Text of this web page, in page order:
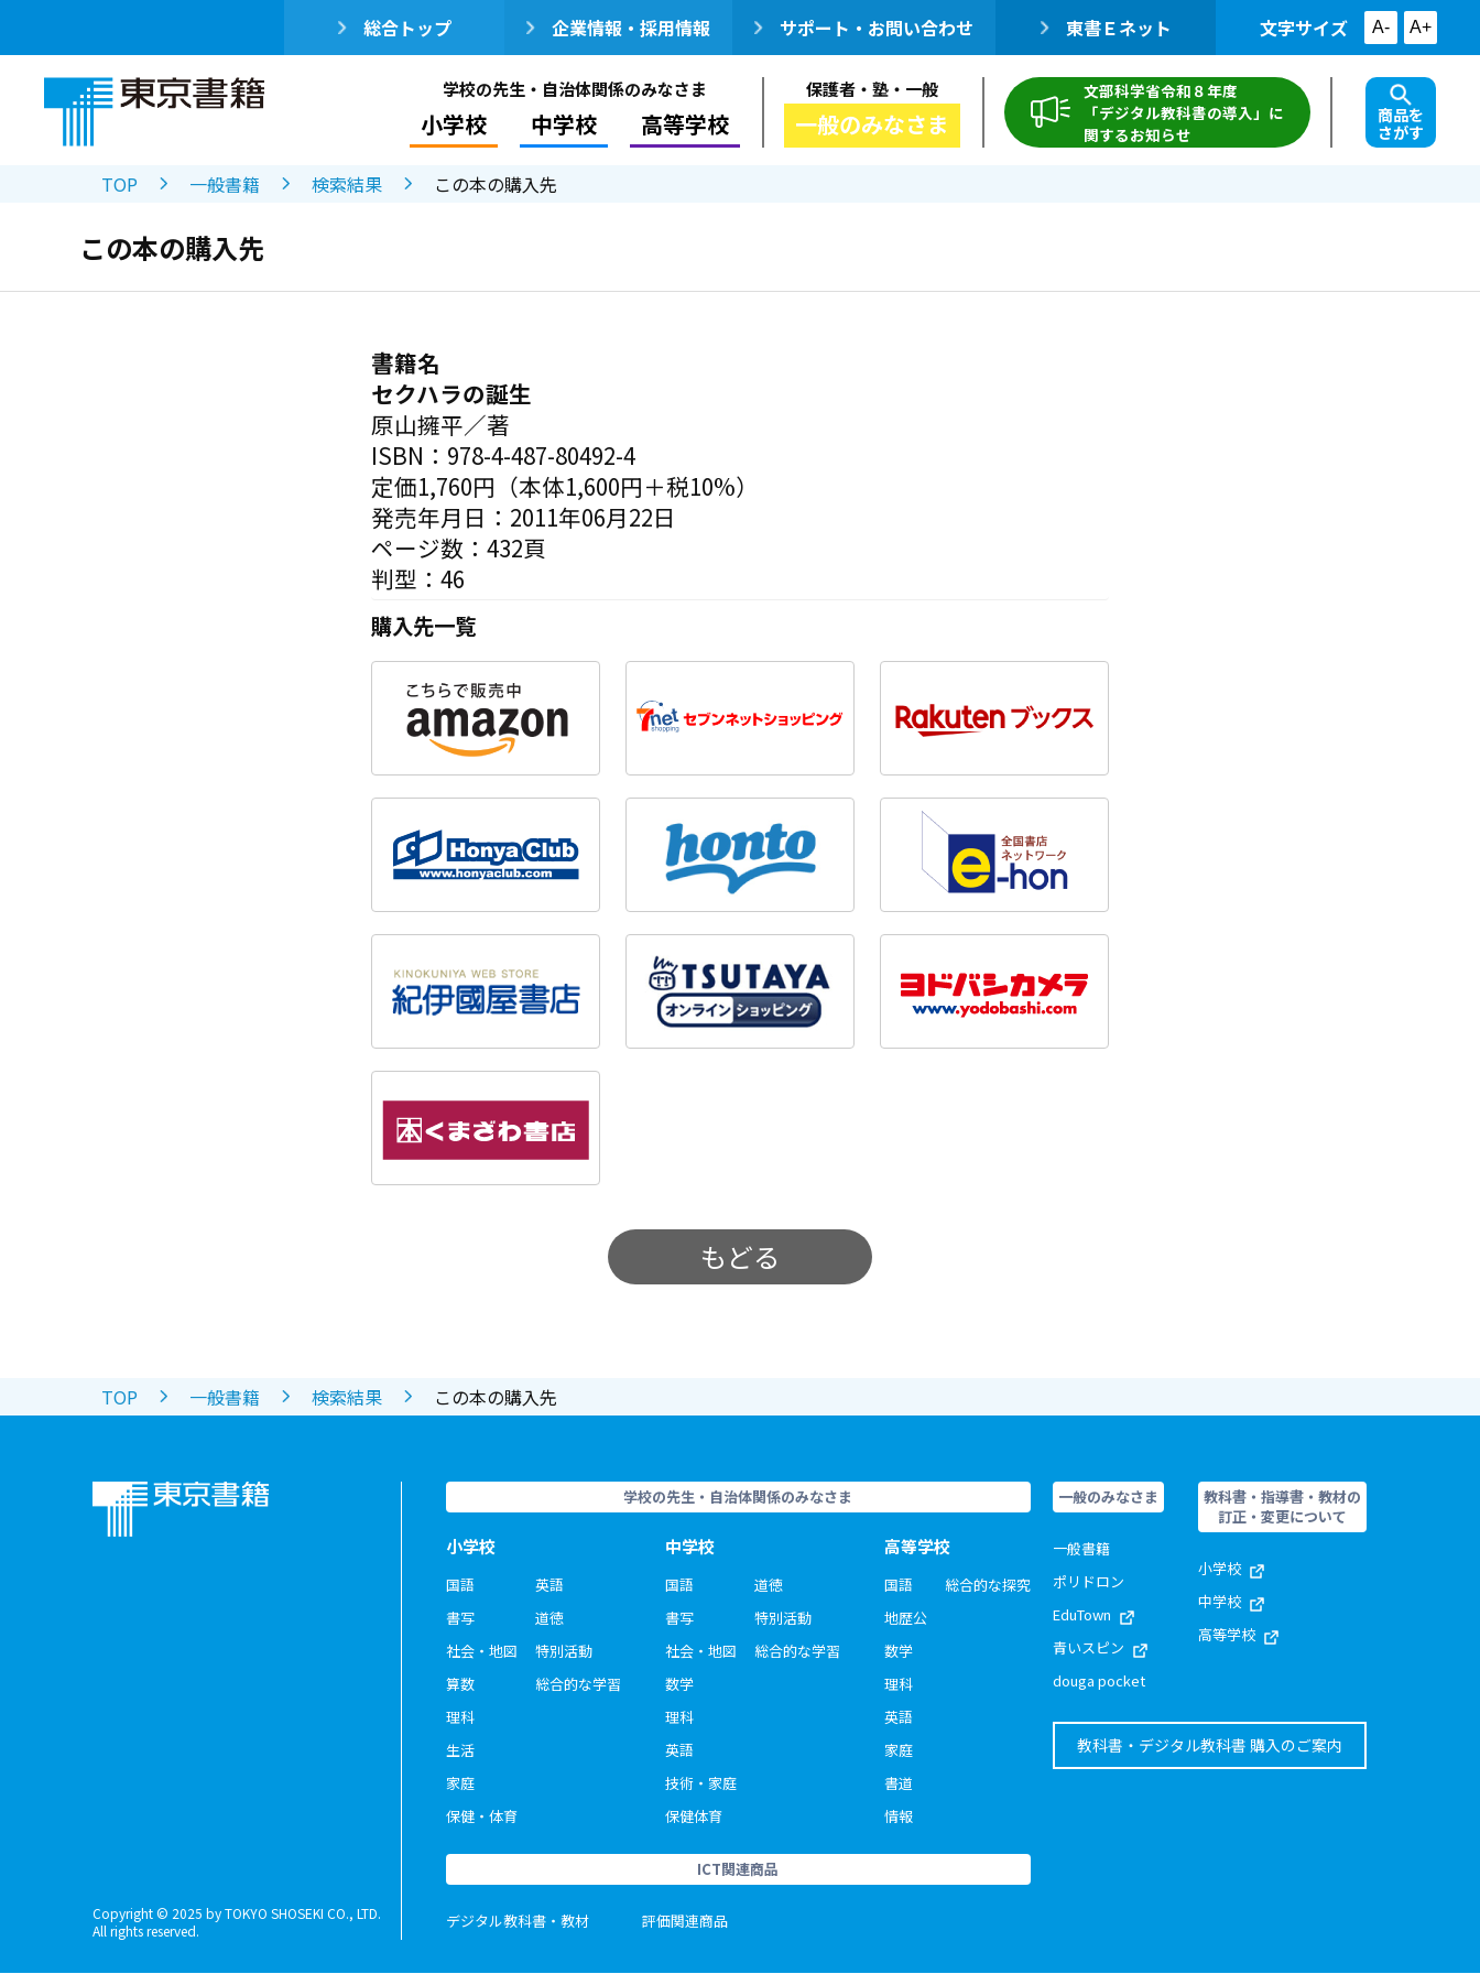
総合トップ 企業情報・採用情報 サポート・お問い合わせ 東書Ｅネット 文字サイズ A- A+
学校の先生・自治体関係のみなさま
小学校 中学校 高等学校
保護者・塾・一般
一般のみなさま
文部科学省令和８年度
「デジタル教科書の導入」に
関するお知らせ
商品を
さがす
TOP 一般書籍 検索結果 この本の購入先
この本の購入先
書籍名
セクハラの誕生
原山擁平／著
ISBN：978-4-487-80492-4
定価1,760円（本体1,600円＋税10%）
発売年月日：2011年06月22日
ページ数：432頁
判型：46
購入先一覧
もどる
TOP 一般書籍 検索結果 この本の購入先
Copyright © 2025 by TOKYO SHOSEKI CO., LTD.
All rights reserved.
学校の先生・自治体関係のみなさま
小学校
国語
書写
社会・地図
算数
理科
生活
家庭
保健・体育
英語
道徳
特別活動
総合的な学習
中学校
国語
書写
社会・地図
数学
理科
英語
技術・家庭
保健体育
道徳
特別活動
総合的な学習
高等学校
国語
地歴公
数学
理科
英語
家庭
書道
情報
総合的な探究
ICT関連商品
デジタル教科書・教材 評価関連商品
一般のみなさま
一般書籍
ポリドロン
EduTown
青いスピン
douga pocket
教科書・指導書・教材の
訂正・変更について
小学校
中学校
高等学校
教科書・デジタル教科書 購入のご案内